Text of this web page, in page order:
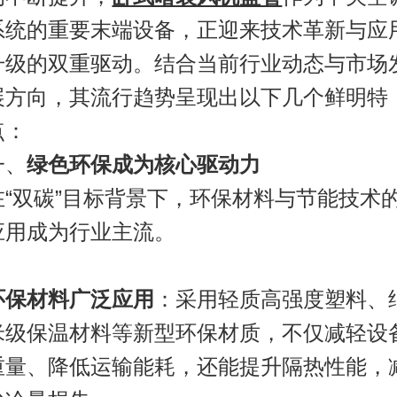
统的重要末端设备，正迎来技术革新与应
级的双重驱动。结合当前行业动态与市场
方向，其流行趋势呈现出以下几个鲜明特
、绿色环保成为核心驱动力
“双碳”目标背景下，环保材料与节能技术
成为行业主流。
保材料广泛应用 ：采用轻质高强度塑料、
级保温材料等新型环保材质，不仅减轻设
量、降低运输能耗，还能提升隔热性能，